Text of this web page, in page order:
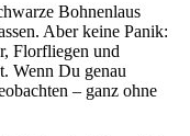
Bohnenlaus
Aber keine Panik:
Florfliegen und
Wenn Du genau
– ganz ohne